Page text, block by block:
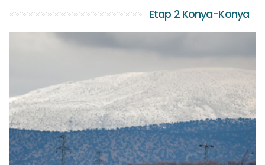
Etap 2 Konya-Konya